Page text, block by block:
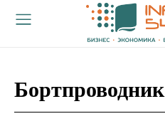
Бортпроводник